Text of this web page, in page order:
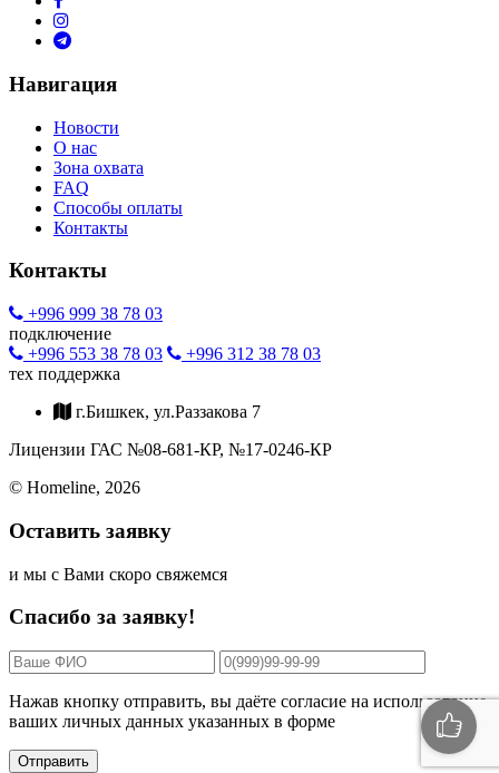
Навигация
Новости
О нас
Зона охвата
FAQ
Способы оплаты
Контакты
Контакты
+996 999 38 78 03
подключение
+996 553 38 78 03
+996 312 38 78 03
тех поддержка
г.Бишкек, ул.Раззакова 7
Лицензии ГАС №08-681-КР, №17-0246-КР
© Homeline, 2026
Оставить заявку
и мы c Вами скоро свяжемся
Спасибо за заявку!
Нажав кнопку отправить, вы даёте согласие на использование
ваших личных данных указанных в форме
Отправить